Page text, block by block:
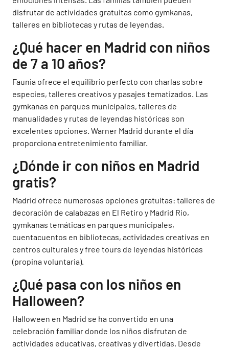
disfrutar de actividades gratuitas como gymkanas,
talleres en bibliotecas y rutas de leyendas.
¿Qué hacer en Madrid con niños
de 7 a 10 años?
Faunia ofrece el equilibrio perfecto con charlas sobre
especies, talleres creativos y pasajes tematizados. Las
gymkanas en parques municipales, talleres de
manualidades y rutas de leyendas históricas son
excelentes opciones. Warner Madrid durante el día
proporciona entretenimiento familiar.
¿Dónde ir con niños en Madrid
gratis?
Madrid ofrece numerosas opciones gratuitas: talleres de
decoración de calabazas en El Retiro y Madrid Río,
gymkanas temáticas en parques municipales,
cuentacuentos en bibliotecas, actividades creativas en
centros culturales y free tours de leyendas históricas
(propina voluntaria).
¿Qué pasa con los niños en
Halloween?
Halloween en Madrid se ha convertido en una
celebración familiar donde los niños disfrutan de
actividades educativas, creativas y divertidas. Desde